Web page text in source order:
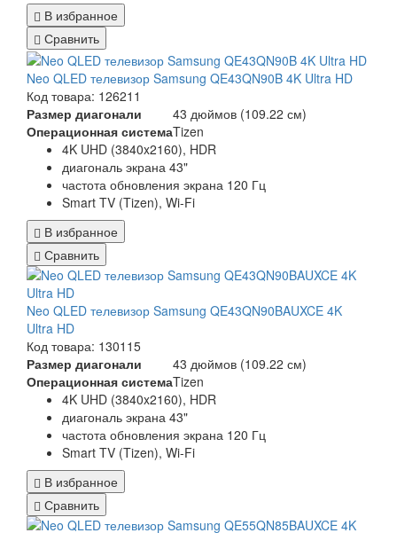
В избранное
Сравнить
Neo QLED телевизор Samsung QE43QN90B 4K Ultra HD
Код товара: 126211
Размер диагонали
43 дюймов (109.22 см)
Операционная системаTizen
4K UHD (3840x2160), HDR
диагональ экрана 43"
частота обновления экрана 120 Гц
Smart TV (Tizen), Wi-Fi
В избранное
Сравнить
Neo QLED телевизор Samsung QE43QN90BAUXCE 4K
Ultra HD
Код товара: 130115
Размер диагонали
43 дюймов (109.22 см)
Операционная системаTizen
4K UHD (3840x2160), HDR
диагональ экрана 43"
частота обновления экрана 120 Гц
Smart TV (Tizen), Wi-Fi
В избранное
Сравнить